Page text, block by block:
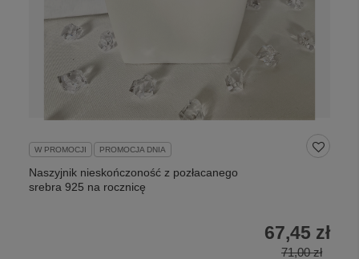
W PROMOCJI PROMOCJA DNIA
Naszyjnik nieskończoność z pozłacanego
srebra 925 na rocznicę
71,00 zł
67,45 zł